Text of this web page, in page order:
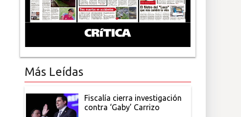
Más Leídas
Fiscalía cierra investigación
contra ‘Gaby’ Carrizo